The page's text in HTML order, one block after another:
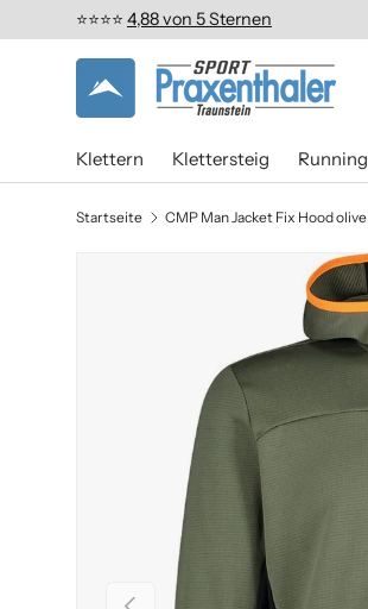
Direkt zum Inhalt
⭐️⭐️⭐️⭐️ 4,88 von 5 Sternen
Klettern Klettersteig Running
Startseite CMP Man Jacket Fix Hood olive
Vorherige